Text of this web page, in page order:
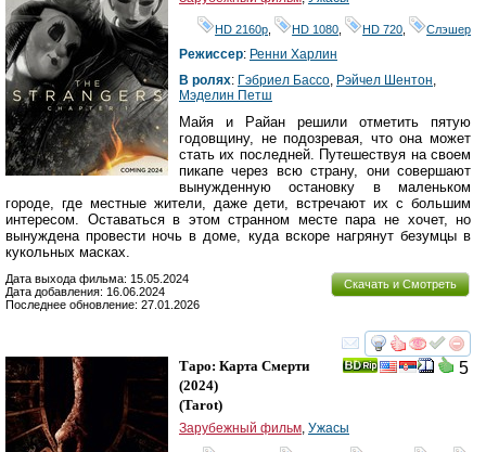
HD 2160р HD 1080 HD 720 Слэшер
Режиссер: Ренни Харлин
В ролях: Гэбриел Бассо, Рэйчел Шентон,
Мэделин Петш
Майя и Райан решили отметить пятую
годовщину, не подозревая, что она может
стать их последней. Путешествуя на своем
пикапе через всю страну, они совершают
вынужденную остановку в маленьком
городе, где местные жители, даже дети, встречают их с большим
интересом. Оставаться в этом странном месте пара не хочет, но
вынуждена провести ночь в доме, куда вскоре нагрянут безумцы в
кукольных масках.
Скачать и Смотреть
Дата выхода фильма: 15.05.2024
Дата добавления: 16.06.2024
Последнее обновление: 27.01.2026
смотреть
5
Таро: Карта Смерти
(2024)
(Tarot)
Зарубежный фильм, Ужасы